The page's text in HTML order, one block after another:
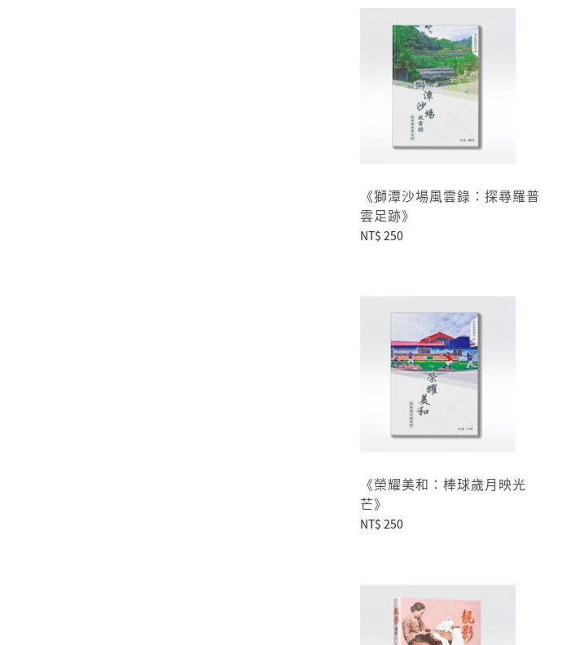
《獅潭沙場風雲錄：探尋羅普
雲足跡》
NT$ 250
《榮耀美和：棒球歲月映光
芒》
NT$ 250